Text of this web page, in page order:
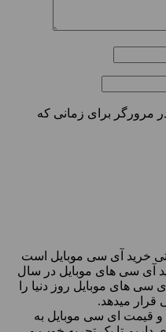
مرورگر برای زمانی که
خرید آی سی موبایل است
آی سی های موبایل در سال
ای سی های موبایل روز دنیا را
قرار میدهد.
و قیمت ای سی موبایل به